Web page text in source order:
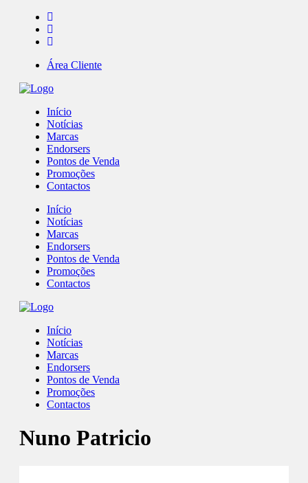
Área Cliente
Início
Notícias
Marcas
Endorsers
Pontos de Venda
Promoções
Contactos
Início
Notícias
Marcas
Endorsers
Pontos de Venda
Promoções
Contactos
Início
Notícias
Marcas
Endorsers
Pontos de Venda
Promoções
Contactos
Nuno Patricio